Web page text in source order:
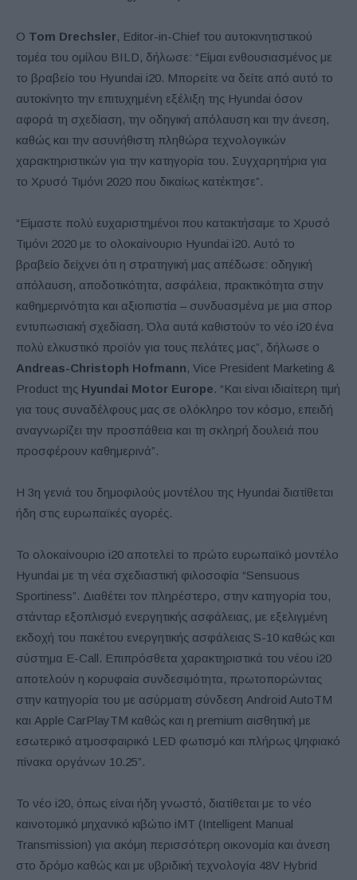
Ο Tom Drechsler, Editor-in-Chief του αυτοκινητιστικού
τομέα του ομίλου BILD, δήλωσε: “Είμαι ενθουσιασμένος με
το βραβείο του Hyundai i20. Μπορείτε να δείτε από αυτό το
αυτοκίνητο την επιτυχημένη εξέλιξη της Hyundai όσον
αφορά τη σχεδίαση, την οδηγική απόλαυση και την άνεση,
καθώς και την ασυνήθιστη πληθώρα τεχνολογικών
χαρακτηριστικών για την κατηγορία του. Συγχαρητήρια για
το Χρυσό Τιμόνι 2020 που δικαίως κατέκτησε”.
“Είμαστε πολύ ευχαριστημένοι που κατακτήσαμε το Χρυσό
Τιμόνι 2020 με το ολοκαίνουριο Hyundai i20. Αυτό το
βραβείο δείχνει ότι η στρατηγική μας απέδωσε: οδηγική
απόλαυση, αποδοτικότητα, ασφάλεια, πρακτικότητα στην
καθημερινότητα και αξιοπιστία – συνδυασμένα με μια σπορ
εντυπωσιακή σχεδίαση. Όλα αυτά καθιστούν το νέο i20 ένα
πολύ ελκυστικό προϊόν για τους πελάτες μας”, δήλωσε ο
Andreas-Christoph Hofmann, Vice President Marketing &
Product της Hyundai Motor Europe. “Και είναι ιδιαίτερη τιμή
για τους συναδέλφους μας σε ολόκληρο τον κόσμο, επειδή
αναγνωρίζει την προσπάθεια και τη σκληρή δουλειά που
προσφέρουν καθημερινά”.
Η 3η γενιά του δημοφιλούς μοντέλου της Hyundai διατίθεται
ήδη στις ευρωπαϊκές αγορές.
Το ολοκαίνουριο i20 αποτελεί το πρώτο ευρωπαϊκό μοντέλο
Hyundai με τη νέα σχεδιαστική φιλοσοφία “Sensuous
Sportiness”. Διαθέτει τον πληρέστερο, στην κατηγορία του,
στάνταρ εξοπλισμό ενεργητικής ασφάλειας, με εξελιγμένη
εκδοχή του πακέτου ενεργητικής ασφάλειας S-10 καθώς και
σύστημα E-Call. Επιπρόσθετα χαρακτηριστικά του νέου i20
αποτελούν η κορυφαία συνδεσιμότητα, πρωτοπορώντας
στην κατηγορία του με ασύρματη σύνδεση Android AutoTM
και Apple CarPlayΤΜ καθώς και η premium αισθητική με
εσωτερικό ατμοσφαιρικό LED φωτισμό και πλήρως ψηφιακό
πίνακα οργάνων 10.25”.
Το νέο i20, όπως είναι ήδη γνωστό, διατίθεται με το νέο
καινοτομικό μηχανικό κιβώτιο iMT (Intelligent Manual
Transmission) για ακόμη περισσότερη οικονομία και άνεση
στο δρόμο καθώς και με υβριδική τεχνολογία 48V Hybrid